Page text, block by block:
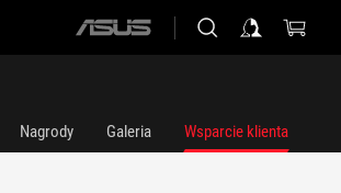
ASUS
Nagrody Galeria Wsparcie klienta